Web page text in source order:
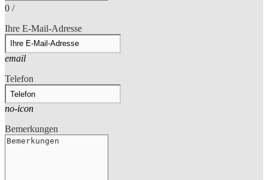
0 /
Ihre E-Mail-Adresse
email
Telefon
no-icon
Bemerkungen